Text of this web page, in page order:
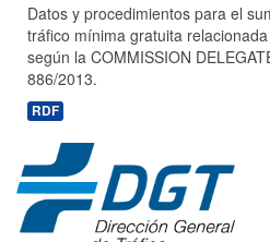
Datos y procedimientos para el
tráfico mínima gratuita
según la COMMISSION
886/2013.
RDF